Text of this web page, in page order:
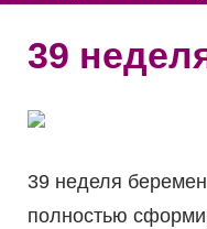
39
39 неделя
полностью